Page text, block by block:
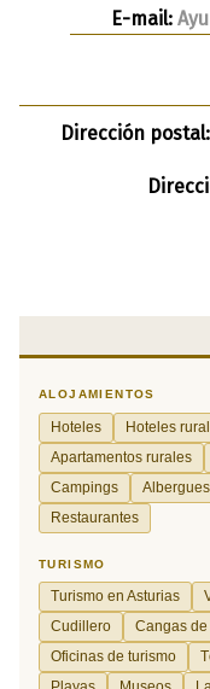
E-mail:
Dirección postal: